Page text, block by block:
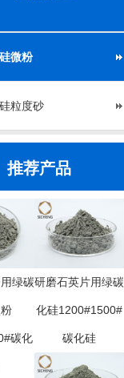
微粉
粒度砂
推荐产品
绿碳
碳化
研磨石英片用绿碳
化硅1200#1500#
碳化硅